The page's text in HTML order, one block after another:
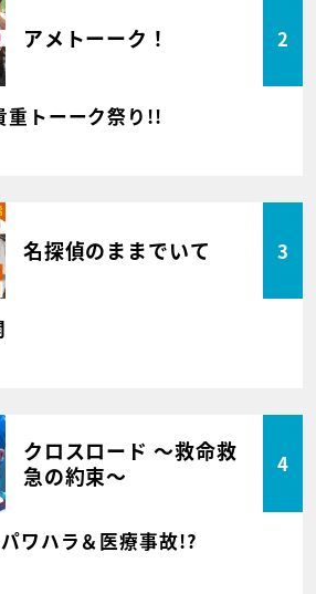
アメトーーク！ 2
重トーーク祭り!!
名探偵のままでいて 3
クロスロード ～救命救
急の約束～
4
ワハラ＆医療事故!?